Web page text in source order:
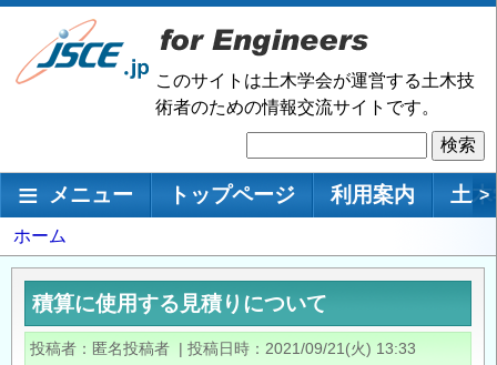
メ
ン
移
このサイトは土木学会が運営する土木技
術者のための情報交流サイトです。
索
メインナビゲーション
メニュー トップページ 利用案内 土 >
パ
ン
く
ず
ホーム
積算に使用する見積りについて
投稿者 匿名投稿者 | 投稿日時
2021/09/21(火) 13:33